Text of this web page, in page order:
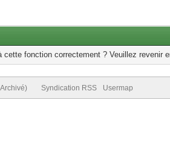
cette fonction correctement ? Veuillez revenir
Syndication RSS Usermap